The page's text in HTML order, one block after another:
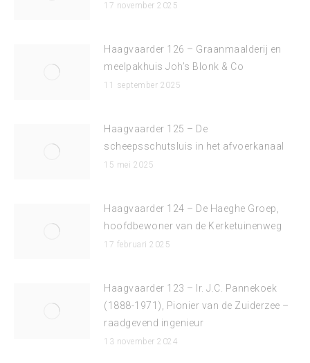
17 november 2025
Haagvaarder 126 – Graanmaalderij en
meelpakhuis Joh’s Blonk & Co
11 september 2025
Haagvaarder 125 – De
scheepsschutsluis in het afvoerkanaal
15 mei 2025
Haagvaarder 124 – De Haeghe Groep,
hoofdbewoner van de Kerketuinenweg
17 februari 2025
Haagvaarder 123 – Ir. J.C. Pannekoek
(1888-1971), Pionier van de Zuiderzee –
raadgevend ingenieur
13 november 2024